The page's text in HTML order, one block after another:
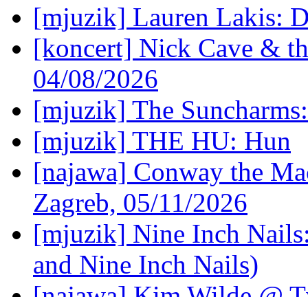
[mjuzik] Lauren Lakis:
[koncert] Nick Cave &
04/08/2026
[mjuzik] The
[mjuzik] THE HU: Hun
[najawa] Conway the
Zagreb, 05/11/2026
[mjuzik] Nine Inch
and Nine Inch Nails)